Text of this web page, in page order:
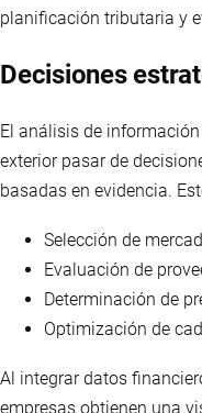
planificación tributaria y
Decisiones
El análisis de
exterior pasar de
basadas en evidencia.
Selección de
Evaluación de
Determinación de
Optimización de
Al integrar datos
empresas obtienen una